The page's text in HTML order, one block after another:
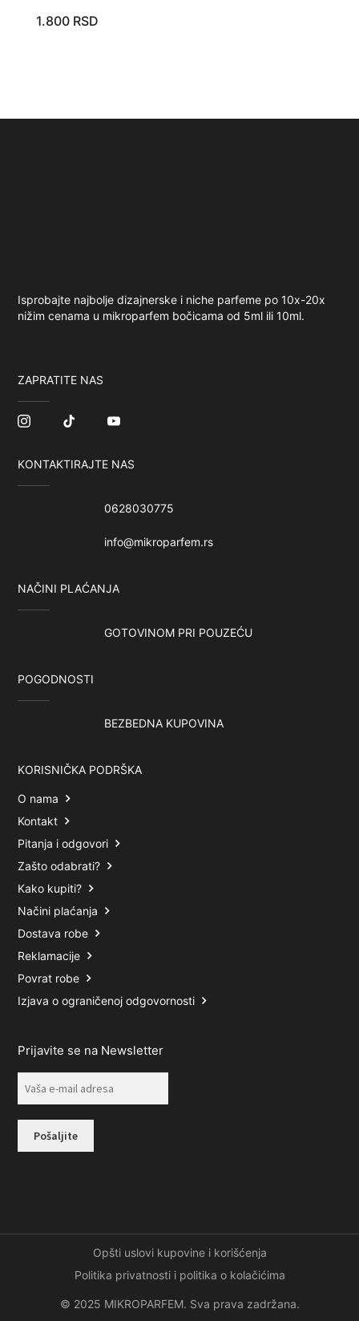
1.800 RSD
Isprobajte najbolje dizajnerske i niche parfeme po 10x-20x
nižim cenama u mikroparfem bočicama od 5ml ili 10ml.
ZAPRATITE NAS
KONTAKTIRAJTE NAS
0628030775
info@mikroparfem.rs
NAČINI PLAĆANJA
GOTOVINOM PRI POUZEĆU
POGODNOSTI
BEZBEDNA KUPOVINA
KORISNIČKA PODRŠKA
O nama
Kontakt
Pitanja i odgovori
Zašto odabrati?
Kako kupiti?
Načini plaćanja
Dostava robe
Reklamacije
Povrat robe
Izjava o ograničenoj odgovornosti
Prijavite se na Newsletter
© 2025 MIKROPARFEM. Sva prava zadržana.
Opšti uslovi kupovine i korišćenja
Politika privatnosti i politika o kolačićima